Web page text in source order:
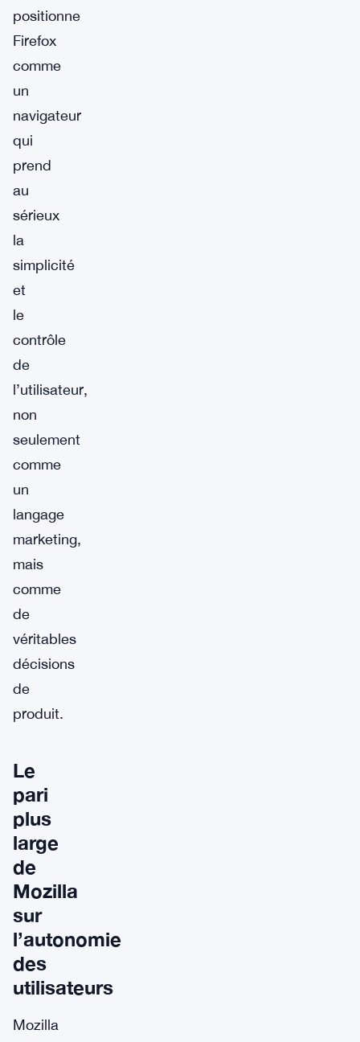
positionne
Firefox
comme
un
navigateur
qui
prend
au
sérieux
la
simplicité
et
le
contrôle
de
l’utilisateur,
non
seulement
comme
un
langage
marketing,
mais
comme
de
véritables
décisions
de
produit.
Le
pari
plus
large
de
Mozilla
sur
l’autonomie
des
utilisateurs
Mozilla